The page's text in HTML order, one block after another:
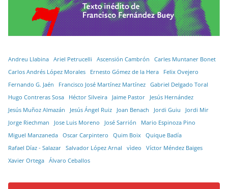
Andreu Llabina Ariel Petrucelli Ascensión Cambrón
Carles Muntaner Bonet
Carlos Andrés López Morales
Ernesto Gómez de la Hera
Felix Ovejero
Fernando G. Jaén
Francisco José Martínez Martínez
Gabriel Delgado Toral
Hugo Contreras Sosa
Héctor Silveira Jaime Pastor
Jesús Hernández
Jesús Muñoz Almazán
Jesús Ángel Ruiz Joan Benach Jordi Guiu
Jordi Mir
Jorge Riechman
Jose Luis Moreno José Sarrión
Mario Espinoza Pino
Miguel Manzaneda
Oscar Carpintero Quim Boix
Quique Badía
Rafael Díaz - Salazar
Salvador López Arnal vìdeo
Víctor Méndez Baiges
Xavier Ortega
Álvaro Ceballos